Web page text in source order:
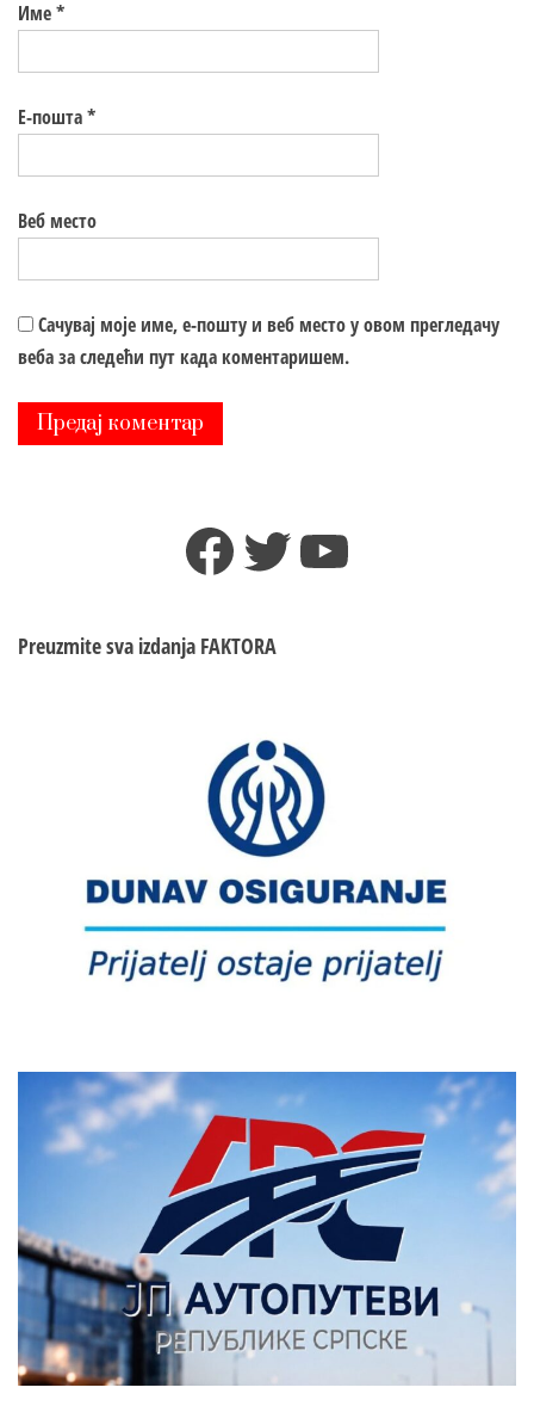
Име*
Е-пошта*
Веб место
Сачувај моје име, е-пошту и веб место у овом прегледачу
веба за следећи пут када коментаришем.
Facebook
TwitterYouTube
Preuzmite sva izdanja FAKTORA